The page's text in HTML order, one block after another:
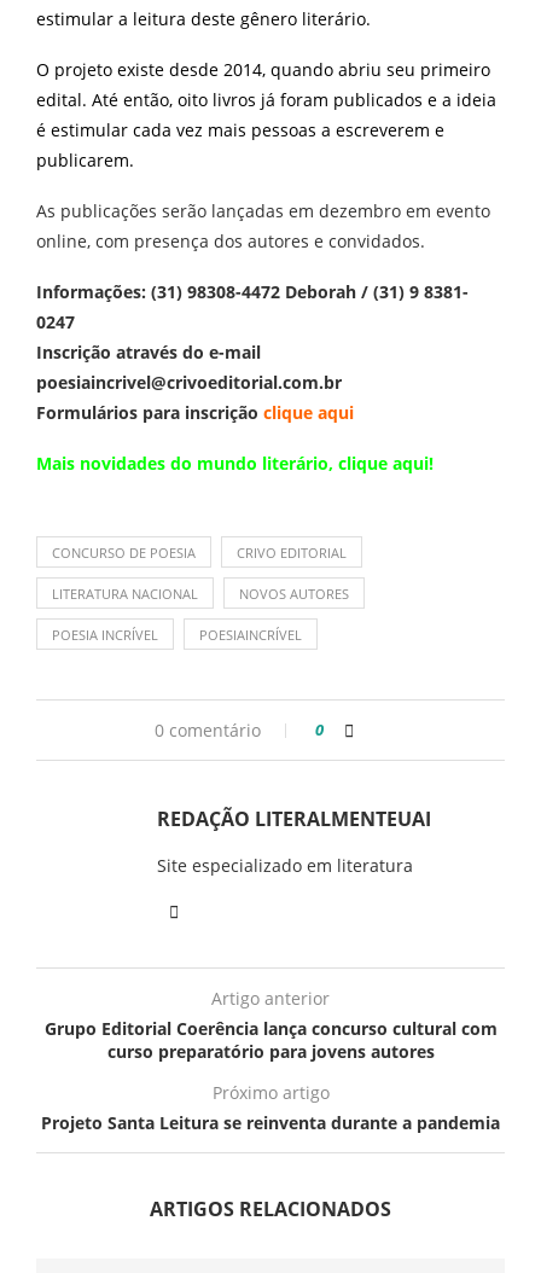
estimular a leitura deste gênero literário.
O projeto existe desde 2014, quando abriu seu primeiro
edital. Até então, oito livros já foram publicados e a ideia
é estimular cada vez mais pessoas a escreverem e
publicarem.
As publicações serão lançadas em dezembro em evento
online, com presença dos autores e convidados.
Informações: (31) 98308-4472 Deborah / (31) 9 8381-
0247
Inscrição através do e-mail
poesiaincrivel@crivoeditorial.com.br
Formulários para inscrição clique aqui
Mais novidades do mundo literário, clique aqui!
CONCURSO DE POESIA CRIVO EDITORIAL
LITERATURA NACIONAL NOVOS AUTORES
POESIA INCRÍVEL POESIAINCRÍVEL
0 comentário 0
REDAÇÃO LITERALMENTEUAI
Site especializado em literatura
Artigo anterior
Grupo Editorial Coerência lança concurso cultural com
curso preparatório para jovens autores
Próximo artigo
Projeto Santa Leitura se reinventa durante a pandemia
ARTIGOS RELACIONADOS